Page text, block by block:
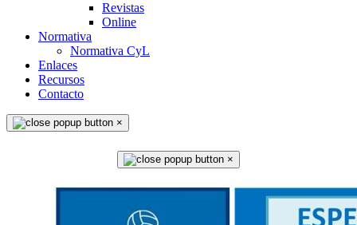
Revistas
Online
Normativa
Normativa CyL
Enlaces
Recursos
Contacto
×
×